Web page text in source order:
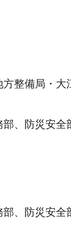
整備局・大
、防災安全
、防災安全